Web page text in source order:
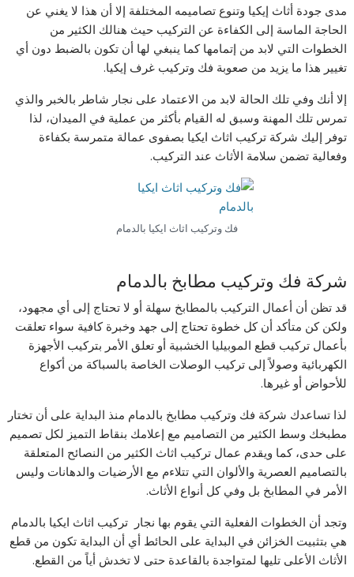
مدى جودة أثاث إيكيا وتنوع تصاميمه المختلفة إلا أن هذا لا يغني عن
الحاجة الماسة إلى الكفاءة عن التركيب حيث هنالك الكثير من
الخطوات التي لابد من إتمامها كما ينبغي لها أن تكون بالضبط دون أي
تغيير هذا ما يزيد من صعوبة فك وتركيب غرف إيكيا.
إلا أنك وفي تلك الحالة لابد من الاعتماد على نجار شاطر بالخبر والذي
تمرس تلك المهنة وسبق له القيام بأكثر من عملية في الميدان، لذا
توفر إليك شركة تركيب اثاث ايكيا بصفوى عمالة متمرسة بكفاءة
وفعالية تضمن سلامة الأثاث عند التركيب.
فك وتركيب اثاث ايكيا بالدمام
شركة فك وتركيب مطابخ بالدمام
قد تظن أن أعمال التركيب بالمطابخ سهلة أو لا تحتاج إلى أي مجهود،
ولكن كن متأكد أن كل خطوة تحتاج إلى جهد وخبرة كافية سواء تعلقت
بأعمال تركيب قطع الموبيليا الخشبية أو تعلق الأمر بتركيب الأجهزة
الكهربائية وصولاً إلى تركيب الوصلات الخاصة بالسباكة من أكواع
للأحواض أو غيرها.
لذا تساعدك شركة فك وتركيب مطابخ بالدمام منذ البداية على أن تختار
مطبخك وسط الكثير من التصاميم مع إعلامك بنقاط التميز لكل تصميم
على حدى، كما ويقدم عمال تركيب اثاث الكثير من النصائح المتعلقة
بالتصاميم العصرية والألوان التي تتلاءم مع الأرضيات والدهانات وليس
الأمر في المطابخ بل وفي كل أنواع الأثاث.
وتجد أن الخطوات الفعلية التي يقوم بها نجار تركيب اثاث ايكيا بالدمام
هي بتثبيت الخزائن في البداية على الحائط أي أن البداية تكون من قطع
الأثاث الأعلى تليها لمتواجدة بالقاعدة حتى لا تخدش أياً من القطع.